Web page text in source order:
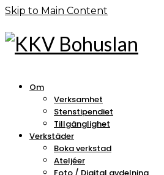
Skip to Main Content
Om
Verksamhet
Stenstipendiet
Tillgänglighet
Verkstäder
Boka verkstad
Ateljéer